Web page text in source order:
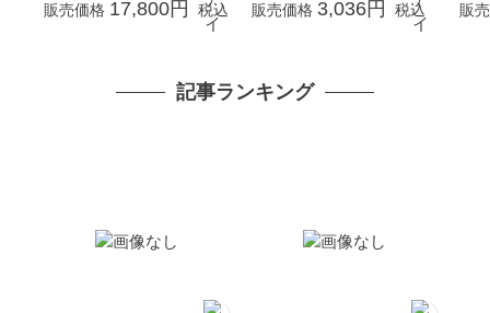
販売価格 17,800円 税込 販売価格 3,036円 税込 販
記事ランキング